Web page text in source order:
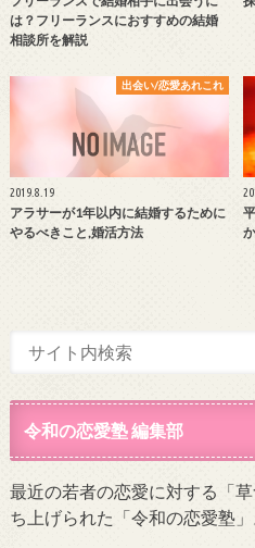
は？フリーランスにおすすめの結婚
相談所を解説
出会い/恋愛あれこれ
2019.8.19
アラサーが1年以内に結婚するために
やるべきこと,婚活方法
令和の恋愛塾 編集部
最近の若者の恋愛に対する「
ち上げられた「令和の恋愛塾」